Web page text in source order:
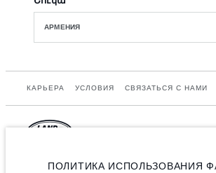
АРМЕНИЯ
КАРЬЕРА УСЛОВИЯ СВЯЗАТЬСЯ С НАМИ
Armenia, «Fora Premium»
ПОЛИТИКА ИСПОЛЬЗОВАНИЯ